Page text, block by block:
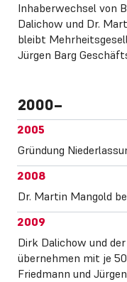
Inhaberwechsel von
Dalichow und Dr.
bleibt
Jürgen Barg
2000
2005
Gründung
2008
Dr. Martin Mangold
2009
Dirk Dalichow und
übernehmen mit je
Friedmann und